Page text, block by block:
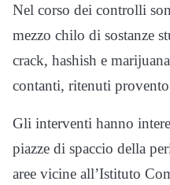
Nel corso dei controlli
mezzo chilo di sostanze
crack, hashish e
contanti, ritenuti
Gli interventi hanno
piazze di spaccio della
aree vicine all’Istituto